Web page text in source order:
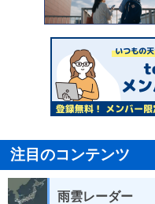
注目のコンテンツ
雨雲レーダー